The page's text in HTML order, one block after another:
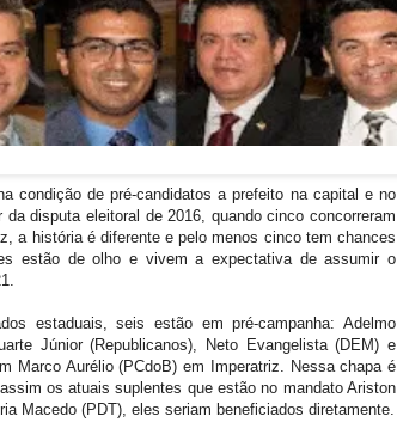
condição de pré-candidatos a prefeito na capital e no
disputa eleitoral de 2016, quando cinco concorreram
a história é diferente e pelo menos cinco tem chances
estão de olho e vivem a expectativa de assumir o
estaduais, seis estão em pré-campanha: Adelmo
Júnior (Republicanos), Neto Evangelista (DEM) e
Marco Aurélio (PCdoB) em Imperatriz. Nessa chapa é
os atuais suplentes que estão no mandato Ariston
Macedo (PDT), eles seriam beneficiados diretamente.